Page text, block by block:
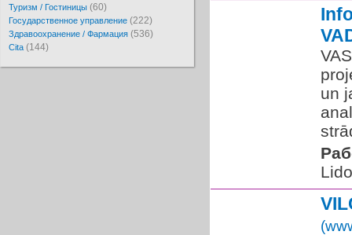
Туризм / Гостиницы (60)
Государственное управление (222)
Здравоохранение / Фармация (536)
Cita (144)
un